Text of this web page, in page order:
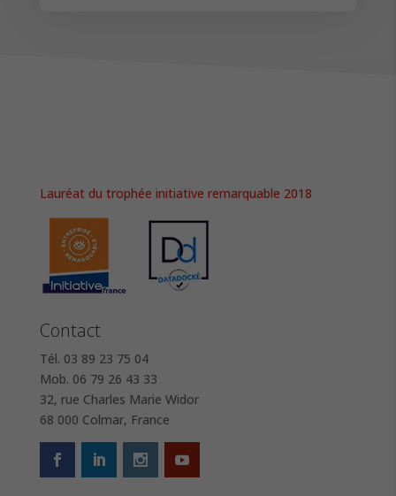
Lauréat du trophée initiative remarquable 2018
Contact
Tél. 03 89 23 75 04
Mob. 06 79 26 43 33
32, rue Charles Marie Widor
68 000 Colmar, France